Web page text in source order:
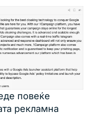
повеќе
рекламна